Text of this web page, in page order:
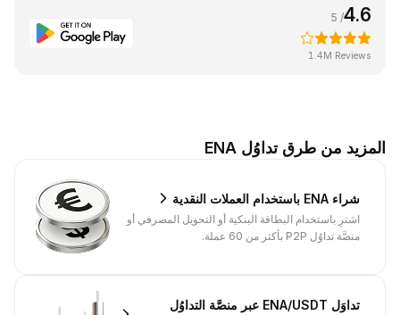
4.6
/ 5
1.4M Reviews
المزيد من طرق تداوُل ENA
شراء ENA باستخدام العملات النقدية
اشترِ باستخدام البطاقة البنكية أو التحويل المصرفي أو
منصَّة تداوُل P2P بأكثر من 60 عملة.
تداوَل ENA/USDT عبر منصَّة التداوُل